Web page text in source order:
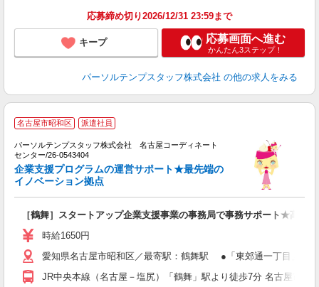
応募締め切り2026/12/31 23:59まで
キープ 応募画面へ進む
かんたん3ステップ！
パーソルテンプスタッフ株式会社 の他の求人をみる
名古屋市昭和区 派遣社員
パーソルテンプスタッフ株式会社 名古屋コーディネート
センター/26-0543404
企業支援プログラムの運営サポート★最先端の
イノベーション拠点
［鶴舞］スタートアップ企業支援事業の事務局で事務サポート★高時
時給1650円
愛知県名古屋市昭和区／最寄駅：鶴舞駅 ●「東郊通一丁目」バ
JR中央本線（名古屋－塩尻）「鶴舞」駅より徒歩7分 名古屋市営